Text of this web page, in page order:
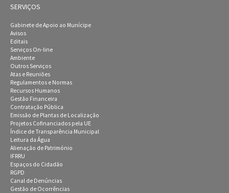
SERVIÇOS
Gabinete de Apoio ao Munícipe
Avisos
Editais
Serviços On-line
Ambiente
Outros Serviços
Atas e Reuniões
Regulamentos e Normas
Recursos Humanos
Gestão Financeira
Contratação Pública
Emissão de Plantas de Localização
Projetos Cofinanciados pela UE
Índice de Transparência Municipal
Leitura da Água
Alienação de Património
IFRRU
Espaços do Cidadão
RGPD
Canal de Denúncias
Gestão de Ocorrências